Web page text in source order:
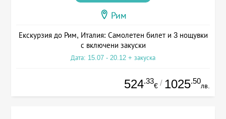
Рим
Екскурзия до Рим, Италия: Самолетен билет и 3 нощувки
с включени закуски
Дата: 15.07 - 20.12 + закуска
524.33
€ / 1025.50
лв.